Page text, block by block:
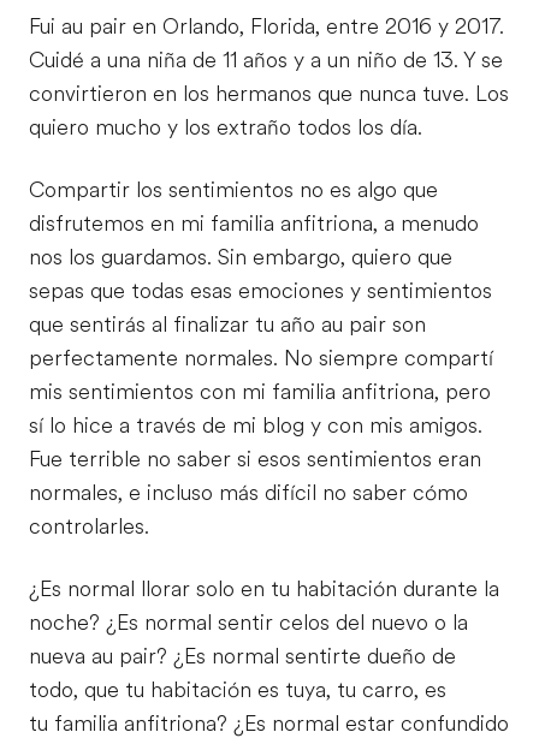
Fui au pair en Orlando, Florida, entre 2016 y 2017.
Cuidé a una niña de 11 años y a un niño de 13. Y se
convirtieron en los hermanos que nunca tuve. Los
quiero mucho y los extraño todos los día.
Compartir los sentimientos no es algo que
disfrutemos en mi familia anfitriona, a menudo
nos los guardamos. Sin embargo, quiero que
sepas que todas esas emociones y sentimientos
que sentirás al finalizar tu año au pair son
perfectamente normales. No siempre compartí
mis sentimientos con mi familia anfitriona, pero
sí lo hice a través de mi blog y con mis amigos.
Fue terrible no saber si esos sentimientos eran
normales, e incluso más difícil no saber cómo
controlarles.
¿Es normal llorar solo en tu habitación durante la
noche? ¿Es normal sentir celos del nuevo o la
nueva au pair? ¿Es normal sentirte dueño de
todo, que tu habitación es tuya, tu carro, es
tu familia anfitriona? ¿Es normal estar confundido